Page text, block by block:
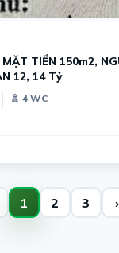
TIỀN 150m2,
12, 14 Tỷ
🚿 4 WC
1 2 3 ›